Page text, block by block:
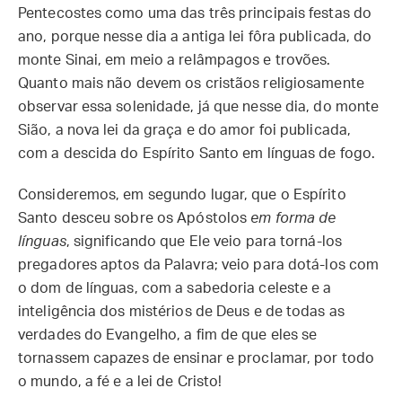
Pentecostes como uma das três principais festas do
ano, porque nesse dia a antiga lei fôra publicada, do
monte Sinai, em meio a relâmpagos e trovões.
Quanto mais não devem os cristãos religiosamente
observar essa solenidade, já que nesse dia, do monte
Sião, a nova lei da graça e do amor foi publicada,
com a descida do Espírito Santo em línguas de fogo.
Consideremos, em segundo lugar, que o Espírito
Santo desceu sobre os Apóstolos em forma de
línguas, significando que Ele veio para torná-los
pregadores aptos da Palavra; veio para dotá-los com
o dom de línguas, com a sabedoria celeste e a
inteligência dos mistérios de Deus e de todas as
verdades do Evangelho, a fim de que eles se
tornassem capazes de ensinar e proclamar, por todo
o mundo, a fé e a lei de Cristo!